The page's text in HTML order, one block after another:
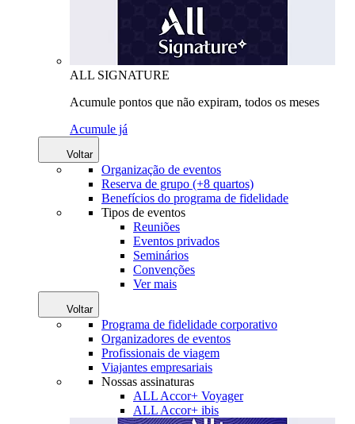
ALL SIGNATURE
Acumule pontos que não expiram, todos os meses
Acumule já
Voltar
Organização de eventos
Reserva de grupo (+8 quartos)
Benefícios do programa de fidelidade
Tipos de eventos
Reuniões
Eventos privados
Seminários
Convenções
Ver mais
Voltar
Programa de fidelidade corporativo
Organizadores de eventos
Profissionais de viagem
Viajantes empresariais
Nossas assinaturas
ALL Accor+ Voyager
ALL Accor+ ibis